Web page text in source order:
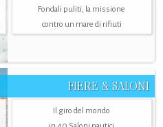
Fondali puliti, la missione
contro un mare di rifiuti
FIERE & SALONI
Il giro del mondo